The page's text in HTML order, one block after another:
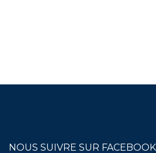
NOUS SUIVRE SUR FACEBOOK